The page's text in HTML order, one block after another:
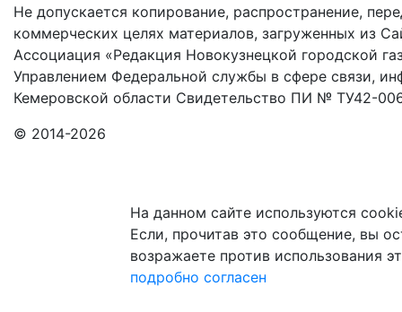
Не допускается копирование, распространение,
коммерческих целях материалов, загруженных из
Ассоциация «Редакция Новокузнецкой городской
Управлением Федеральной службы в сфере связи,
Кемеровской области Свидетельство ПИ № ТУ42-
© 2014-2026
На данном сайте используются
Если, прочитав это сообщение, вы
возражаете против использования
подробно согласен